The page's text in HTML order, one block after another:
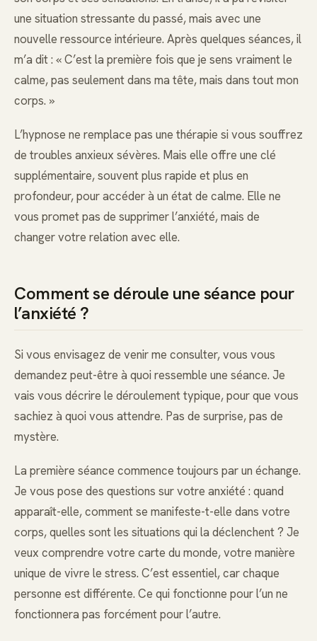
une situation stressante du passé, mais avec une
nouvelle ressource intérieure. Après quelques séances, il
m’a dit : « C’est la première fois que je sens vraiment le
calme, pas seulement dans ma tête, mais dans tout mon
corps. »
L’hypnose ne remplace pas une thérapie si vous souffrez
de troubles anxieux sévères. Mais elle offre une clé
supplémentaire, souvent plus rapide et plus en
profondeur, pour accéder à un état de calme. Elle ne
vous promet pas de supprimer l’anxiété, mais de
changer votre relation avec elle.
Comment se déroule une séance pour
l’anxiété ?
Si vous envisagez de venir me consulter, vous vous
demandez peut-être à quoi ressemble une séance. Je
vais vous décrire le déroulement typique, pour que vous
sachiez à quoi vous attendre. Pas de surprise, pas de
mystère.
La première séance commence toujours par un échange.
Je vous pose des questions sur votre anxiété : quand
apparaît-elle, comment se manifeste-t-elle dans votre
corps, quelles sont les situations qui la déclenchent ? Je
veux comprendre votre carte du monde, votre manière
unique de vivre le stress. C’est essentiel, car chaque
personne est différente. Ce qui fonctionne pour l’un ne
fonctionnera pas forcément pour l’autre.